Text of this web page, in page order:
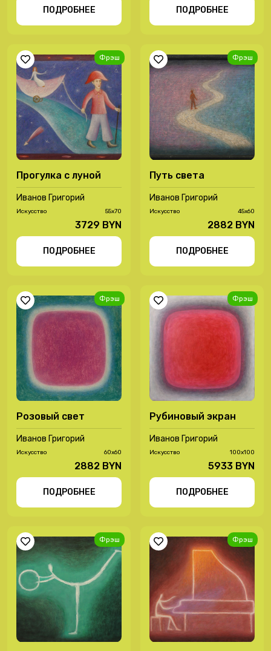
ПОДРОБНЕЕ ПОДРОБНЕЕ
Фрэш
Прогулка с луной
Иванов Григорий
Иcкусство 55х70
3729 BYN
ПОДРОБНЕЕ
Фрэш
Путь света
Иванов Григорий
Иcкусство 45х60
2882 BYN
ПОДРОБНЕЕ
Фрэш
Розовый свет
Иванов Григорий
Иcкусство 60х60
2882 BYN
ПОДРОБНЕЕ
Фрэш
Рубиновый экран
Иванов Григорий
Иcкусство 100х100
5933 BYN
ПОДРОБНЕЕ
Фрэш Фрэш